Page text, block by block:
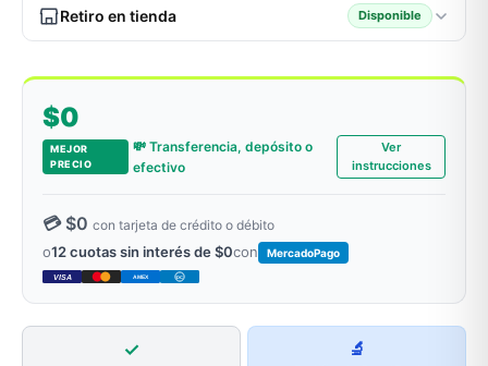
Retiro en tienda Disponible
$0
MEJOR
PRECIO
💸 Transferencia, depósito o
efectivo
Ver
instrucciones
💳 $0 con tarjeta de crédito o débito
o12 cuotas sin interés de $0con MercadoPago
VISA AMEX DC
✓ 🔬